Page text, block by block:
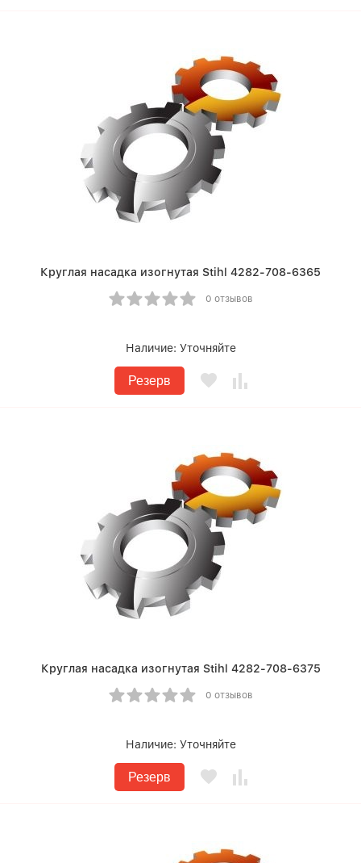
Круглая насадка изогнутая Stihl 4282-708-6365
0 отзывов
Наличие: Уточняйте
Резерв
Круглая насадка изогнутая Stihl 4282-708-6375
0 отзывов
Наличие: Уточняйте
Резерв